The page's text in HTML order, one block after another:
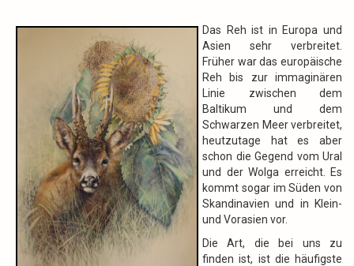
Das Reh ist in Europa und
Asien sehr verbreitet.
Früher war das europäische
Reh bis zur immaginären
Linie zwischen dem
Baltikum und dem
Schwarzen Meer verbreitet,
heutzutage hat es aber
schon die Gegend vom Ural
und der Wolga erreicht. Es
kommt sogar im Süden von
Skandinavien und in Klein-
und Vorasien vor.
Die Art, die bei uns zu
finden ist, ist die häufigste